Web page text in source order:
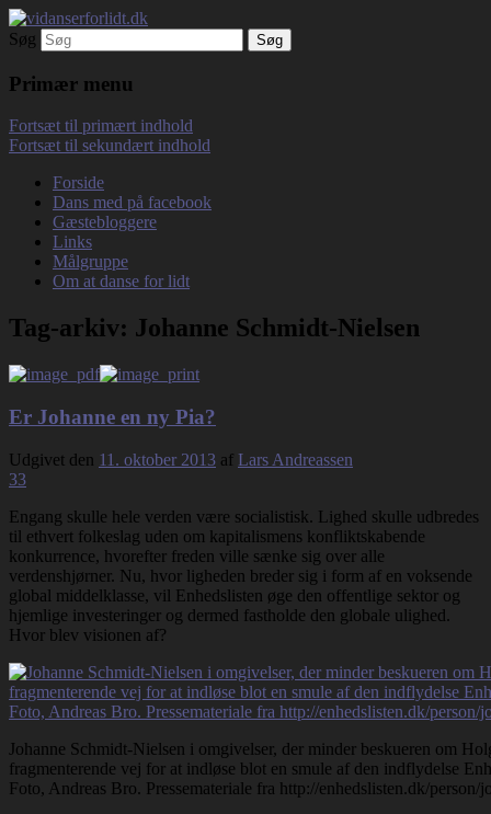
vidanserforlidt.dk
Debatterende tekster med filosofisk tilsnit
om hverdagens glæder og genvordigheder
Søg
Primær menu
Fortsæt til primært indhold
Fortsæt til sekundært indhold
Forside
Dans med på facebook
Gæstebloggere
Links
Målgruppe
Om at danse for lidt
Tag-arkiv: Johanne Schmidt-Nielsen
Er Johanne en ny Pia?
Udgivet den 11. oktober 2013 af Lars Andreassen
33
Engang skulle hele verden være socialistisk. Lighed skulle udbredes
til ethvert folkeslag uden om kapitalismens konfliktskabende
konkurrence, hvorefter freden ville sænke sig over alle
verdenshjørner. Nu, hvor ligheden breder sig i form af en voksende
global middelklasse, vil Enhedslisten øge den offentlige sektor og
hjemlige investeringer og dermed fastholde den globale ulighed.
Hvor blev visionen af?
Johanne Schmidt-Nielsen i omgivelser, der minder beskueren om
fragmenterende vej for at indløse blot en smule af den indflydelse
Foto, Andreas Bro. Pressemateriale fra http://enhedslisten.dk/person/